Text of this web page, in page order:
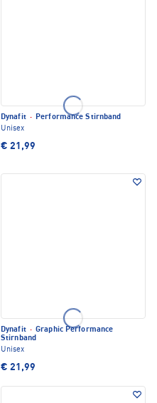
Dynafit · Performance Stirnband
Unisex
€ 21,99
Dynafit · Graphic Performance
Stirnband
Unisex
€ 21,99